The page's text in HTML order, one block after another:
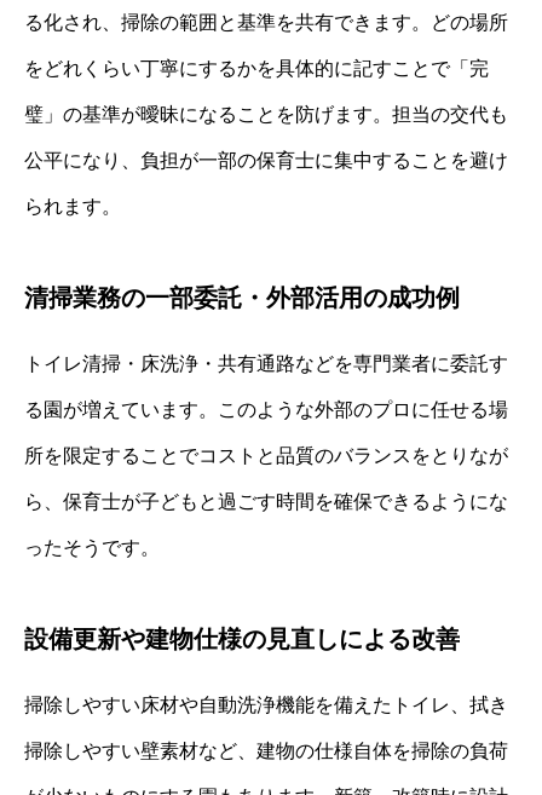
る化され、掃除の範囲と基準を共有できます。どの場所
をどれくらい丁寧にするかを具体的に記すことで「完
璧」の基準が曖昧になることを防げます。担当の交代も
公平になり、負担が一部の保育士に集中することを避け
られます。
清掃業務の一部委託・外部活用の成功例
トイレ清掃・床洗浄・共有通路などを専門業者に委託す
る園が増えています。このような外部のプロに任せる場
所を限定することでコストと品質のバランスをとりなが
ら、保育士が子どもと過ごす時間を確保できるようにな
ったそうです。
設備更新や建物仕様の見直しによる改善
掃除しやすい床材や自動洗浄機能を備えたトイレ、拭き
掃除しやすい壁素材など、建物の仕様自体を掃除の負荷